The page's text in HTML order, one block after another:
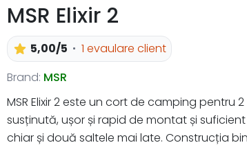
MSR Elixir 2
5,00/5
1 evaulare client
Brand: MSR
MSR Elixir 2 este un cort de camping
susținută, ușor și rapid de montat și
chiar și două saltele mai late. Construcția